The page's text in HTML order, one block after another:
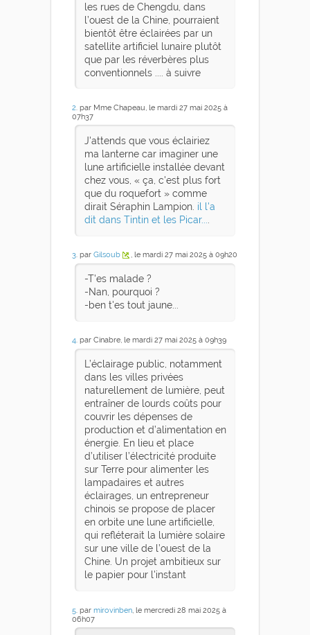
les rues de Chengdu, dans
l’ouest de la Chine, pourraient
bientôt être éclairées par un
satellite artificiel lunaire plutôt
que par les réverbères plus
conventionnels .... à suivre
2. par Mme Chapeau, le mardi 27 mai 2025 à
07h37
J'attends que vous éclairiez
ma lanterne car imaginer une
lune artificielle installée devant
chez vous, « ça, c'est plus fort
que du roquefort » comme
dirait Séraphin Lampion. il l'a
dit dans Tintin et les Picar...
3. par Gilsoub , le mardi 27 mai 2025 à 09h20
-T'es malade ?
-Nan, pourquoi ?
-ben t'es tout jaune...
4. par Cinabre, le mardi 27 mai 2025 à 09h39
L’éclairage public, notamment
dans les villes privées
naturellement de lumière, peut
entraîner de lourds coûts pour
couvrir les dépenses de
production et d’alimentation en
énergie. En lieu et place
d’utiliser l’électricité produite
sur Terre pour alimenter les
lampadaires et autres
éclairages, un entrepreneur
chinois se propose de placer
en orbite une lune artificielle,
qui refléterait la lumière solaire
sur une ville de l’ouest de la
Chine. Un projet ambitieux sur
le papier pour l'instant
5 . par mirovinben , le mercredi 28 mai 2025 à
06h07